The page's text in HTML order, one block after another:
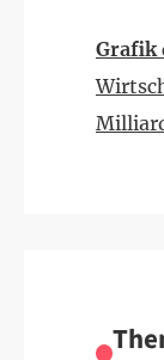
Grafik